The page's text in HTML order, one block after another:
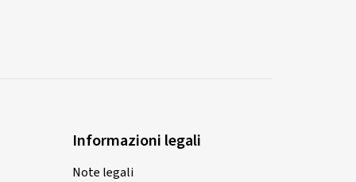
Informazioni legali
Note legali